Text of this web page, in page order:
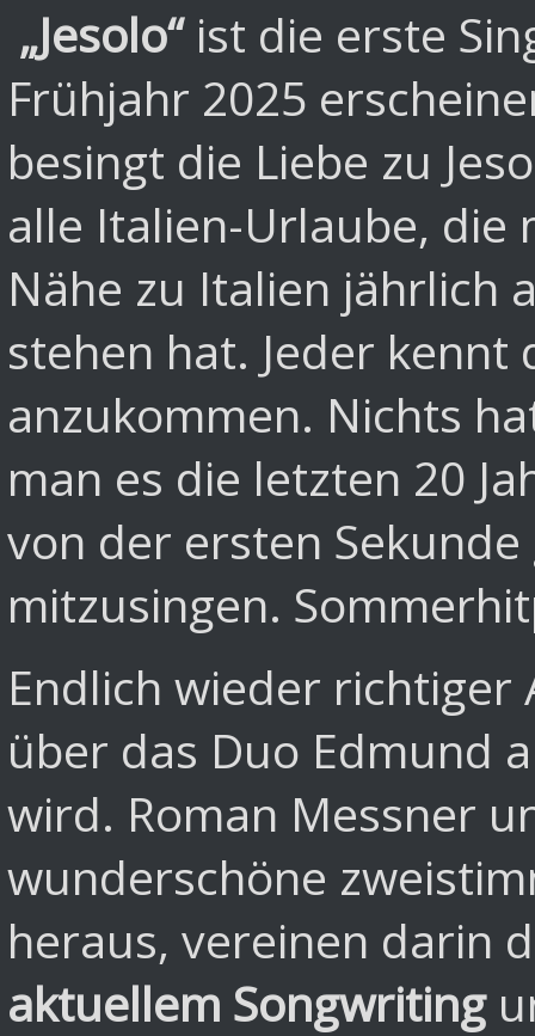
„Jesolo“ist die erste
Frühjahr 2025
besingt die Liebe zu
alle Italien-Urlaube,
Nähe zu Italien jährlich
stehen hat. Jeder
anzukommen. Nichts
man es die letzten 20
von der ersten
mitzusingen.
Endlich wieder
über das Duo Edmund
wird. Roman Messner
wunderschöne
heraus, vereinen darin
aktuellem Songwriting